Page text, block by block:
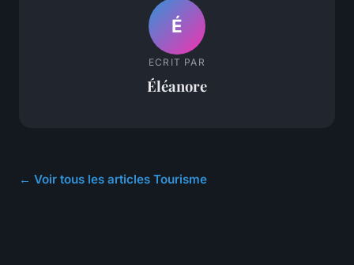
É
ECRIT PAR
Éléanore
← Voir tous les articles Tourisme